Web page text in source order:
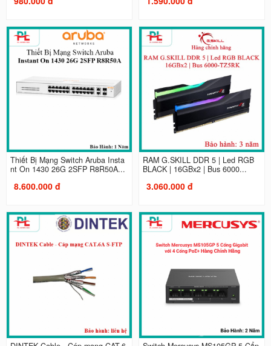
Thiết Bị Mạng Switch Aruba Insta
nt On 1430 26G 2SFP R8R50A...
8.600.000 đ
RAM G.SKILL DDR 5 | Led RGB
BLACK | 16GBx2 | Bus 6000...
3.060.000 đ